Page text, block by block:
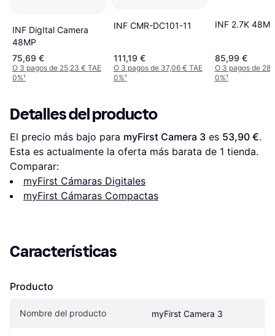
INF DigItal Camera
48MP
75,69 €
O 3 pagos de 25,23 € TAE
0%¹
INF CMR-DC101-11
111,19 €
O 3 pagos de 37,06 € TAE
0%¹
INF 2.7K 48MP
85,99 €
O 3 pagos de
0%¹
Detalles del producto
El precio más bajo para myFirst Camera 3 es 53,90 €.
Esta es actualmente la oferta más barata de 1 tienda.
Comparar:
myFirst Cámaras Digitales
myFirst Cámaras Compactas
Características
Producto
Nombre del producto myFirst Camera 3